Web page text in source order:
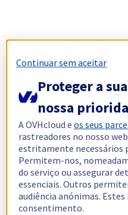
Continuar sem aceitar
Proteger a
nossa
A OVHcloud eos seus
rastreadores no nosso
estritamente necessários
Permitem-nos,
do serviço ou assegurar
essenciais. Outros
audiência anónimas.
consentimento.